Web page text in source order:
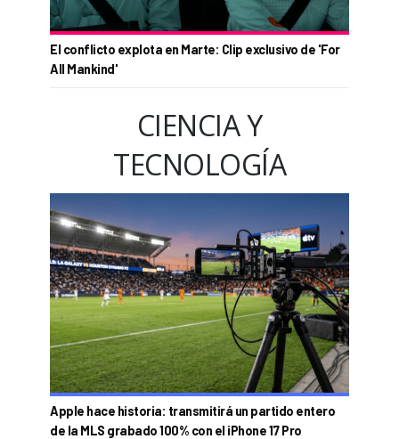
El conflicto explota en Marte: Clip exclusivo de 'For
All Mankind'
CIENCIA Y
TECNOLOGÍA
Apple hace historia: transmitirá un partido entero
de la MLS grabado 100% con el iPhone 17 Pro